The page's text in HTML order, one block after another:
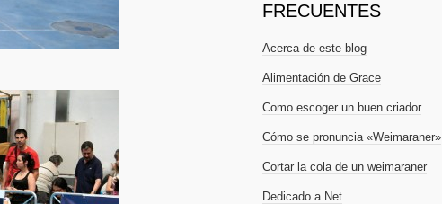
FRECUENTES
Acerca de este blog
Alimentación de Grace
Como escoger un buen criador
Cómo se pronuncia «Weimaraner»
Cortar la cola de un weimaraner
Dedicado a Net